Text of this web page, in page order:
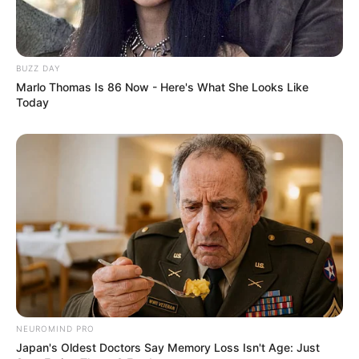
Katak yang Bikin Ketawa
Gemes
Ambyar! 10 Kalimat Baper
Pakai Bahasa Jawa Ini Bikin
BUZZ DAY
Marlo Thomas Is 86 Now - Here's What She Looks Like
Today
NEUROMIND PRO
Japan's Oldest Doctors Say Memory Loss Isn't Age: Just